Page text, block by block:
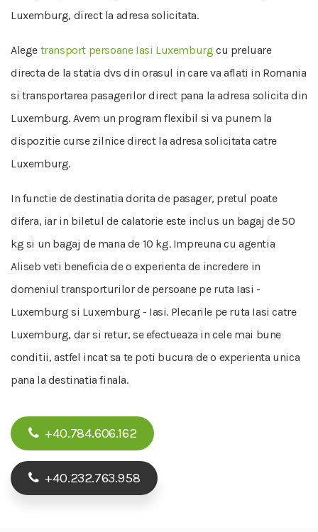
Luxemburg, direct la adresa solicitata.
Alege transport persoane Iasi Luxemburg cu preluare
directa de la statia dvs din orasul in care va aflati in Romania
si transportarea pasagerilor direct pana la adresa solicita din
Luxemburg. Avem un program flexibil si va punem la
dispozitie curse zilnice direct la adresa solicitata catre
Luxemburg.
In functie de destinatia dorita de pasager, pretul poate
difera, iar in biletul de calatorie este inclus un bagaj de 50
kg si un bagaj de mana de 10 kg. Impreuna cu agentia
Aliseb veti beneficia de o experienta de incredere in
domeniul transporturilor de persoane pe ruta Iasi -
Luxemburg si Luxemburg - Iasi. Plecarile pe ruta Iasi catre
Luxemburg, dar si retur, se efectueaza in cele mai bune
conditii, astfel incat sa te poti bucura de o experienta unica
pana la destinatia finala.
+40.784.606.162
+40.232.763.958